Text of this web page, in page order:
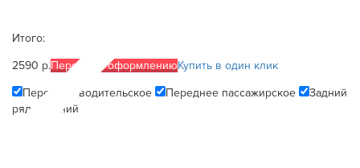
Итого:
2590 р.Перейти к оформлениюКупить в один клик
Переднее водительское
Переднее пассажирское
Задний
ряд сидений